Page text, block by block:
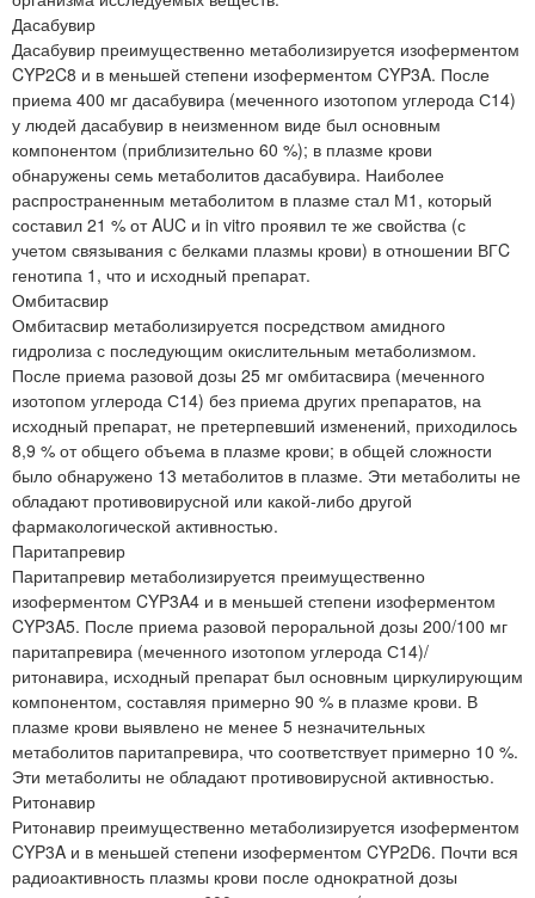
Дасабувир
Дасабувир преимущественно метаболизируется изоферментом
CYP2C8 и в меньшей степени изоферментом CYP3A. После
приема 400 мг дасабувира (меченного изотопом углерода С14)
у людей дасабувир в неизменном виде был основным
компонентом (приблизительно 60 %); в плазме крови
обнаружены семь метаболитов дасабувира. Наиболее
распространенным метаболитом в плазме стал М1, который
составил 21 % от AUC и in vitro проявил те же свойства (с
учетом связывания с белками плазмы крови) в отношении ВГC
генотипа 1, что и исходный препарат.
Омбитасвир
Омбитасвир метаболизируется посредством амидного
гидролиза с последующим окислительным метаболизмом.
После приема разовой дозы 25 мг омбитасвира (меченного
изотопом углерода С14) без приема других препаратов, на
исходный препарат, не претерпевший изменений, приходилось
8,9 % от общего объема в плазме крови; в общей сложности
было обнаружено 13 метаболитов в плазме. Эти метаболиты не
обладают противовирусной или какой-либо другой
фармакологической активностью.
Паритапревир
Паритапревир метаболизируется преимущественно
изоферментом CYP3A4 и в меньшей степени изоферментом
CYP3A5. После приема разовой пероральной дозы 200/100 мг
паритапревира (меченного изотопом углерода С14)/
ритонавира, исходный препарат был основным циркулирующим
компонентом, составляя примерно 90 % в плазме крови. В
плазме крови выявлено не менее 5 незначительных
метаболитов паритапревира, что соответствует примерно 10 %.
Эти метаболиты не обладают противовирусной активностью.
Ритонавир
Ритонавир преимущественно метаболизируется изоферментом
CYP3A и в меньшей степени изоферментом CYP2D6. Почти вся
радиоактивность плазмы крови после однократной дозы